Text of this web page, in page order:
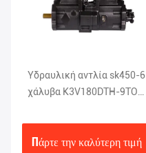
Υδραυλική αντλία sk450-6
χάλυβα K3V180DTH-9TOV
εκσκαφέων
Πάρτε την καλύτερη τιμή